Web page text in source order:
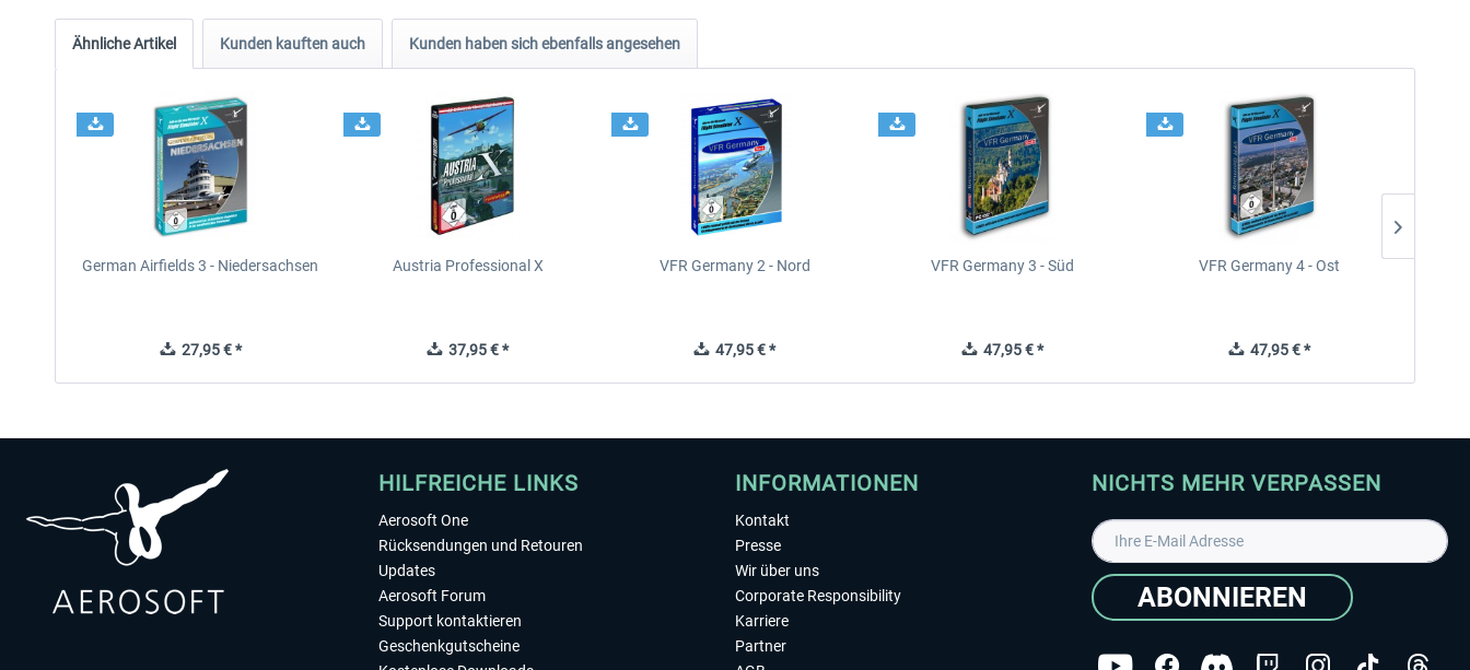
Ähnliche Artikel Kunden kauften auch Kunden haben sich ebenfalls angesehen
German Airfields 3 - Niedersachsen
27,95 € *
Austria Professional X
37,95 € *
VFR Germany 2 - Nord
47,95 € *
VFR Germany 3 - Süd
47,95 € *
VFR Germany 4 - Ost
47,95 € *
HILFREICHE LINKS
Aerosoft One
Rücksendungen und Retouren
Updates
Aerosoft Forum
Support kontaktieren
Geschenkgutscheine
INFORMATIONEN
Kontakt
Presse
Wir über uns
Corporate Responsibility
Karriere
Partner
NICHTS MEHR VERPASSEN
ABONNIEREN